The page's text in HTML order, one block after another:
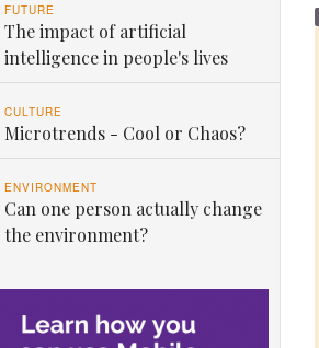
FUTURE
The impact of artificial
intelligence in people's lives
CULTURE
Microtrends - Cool or Chaos?
ENVIRONMENT
Can one person actually change
the environment?